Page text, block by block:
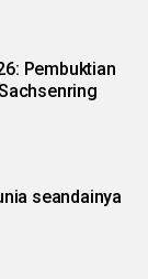
Pembuktian
seandainya